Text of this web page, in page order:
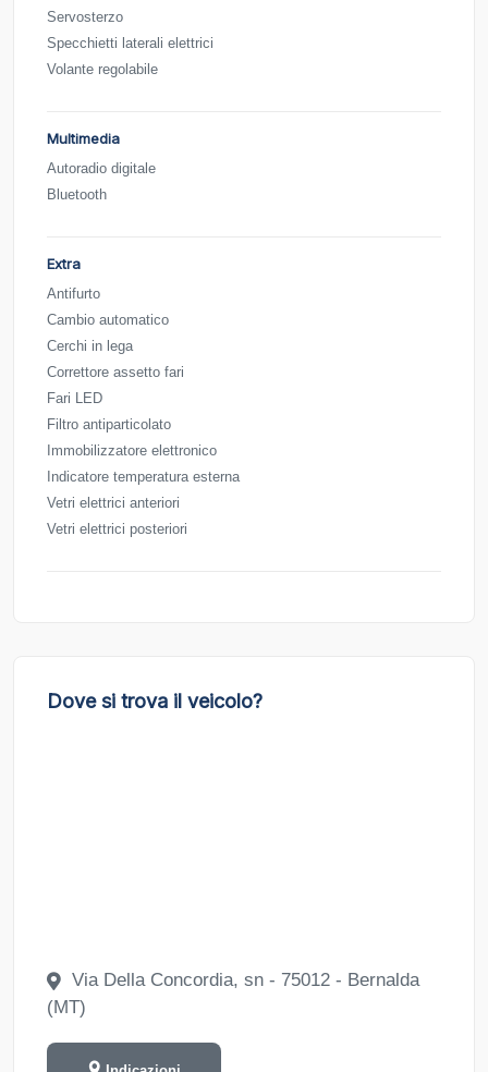
Servosterzo
Specchietti laterali elettrici
Volante regolabile
Multimedia
Autoradio digitale
Bluetooth
Extra
Antifurto
Cambio automatico
Cerchi in lega
Correttore assetto fari
Fari LED
Filtro antiparticolato
Immobilizzatore elettronico
Indicatore temperatura esterna
Vetri elettrici anteriori
Vetri elettrici posteriori
Dove si trova il veicolo?
Via Della Concordia, sn - 75012 - Bernalda
(MT)